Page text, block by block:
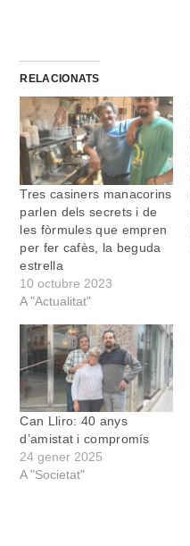
RELACIONATS
Tres casiners manacorins
parlen dels secrets i de
les fòrmules que empren
per fer cafès, la beguda
estrella
10 octubre 2023
A "Actualitat"
Can Lliro: 40 anys
d’amistat i compromís
24 gener 2025
A "Societat"